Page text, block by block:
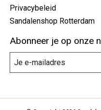
Privacybeleid
Sandalenshop Rotterdam
Abonneer je op onze